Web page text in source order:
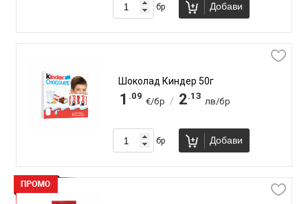
бр Добави
Шоколад Киндер 50г
1 .09
€/бр / 2.13
лв/бр
бр Добави